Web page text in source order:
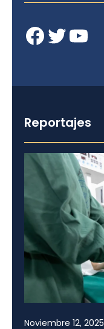
Facebook Twitter YouTube
Reportajes
Noviembre 12, 2025